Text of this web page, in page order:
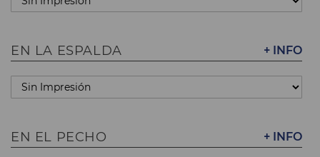
+ INFO
EN LA ESPALDA
+ INFO
EN EL PECHO